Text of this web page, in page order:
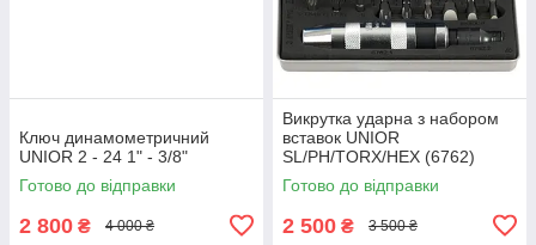
Ключ динамометричний
UNIOR 2 - 24 1" - 3/8"
Готово до відправки
2 800 ₴ 4 000 ₴
Викрутка ударна з набором
вставок UNIOR
SL/PH/TORX/HEX (6762)
Готово до відправки
2 500 ₴ 3 500 ₴